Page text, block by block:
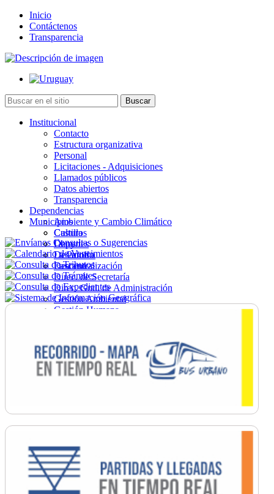
Inicio
Contáctenos
Transparencia
Institucional
Contacto
Estructura organizativa
Personal
Licitaciones - Adquisiciones
Llamados públicos
Datos abiertos
Transparencia
Dependencias
Ambiente y Cambio Climático
Cultura
Deportes
Desarrollo
Descentralización
Direc. de Secretaría
Direc. Gral. de Administración
Gestión Ambiental
Gestión Humana
Ordenamiento
Promoción Social
Salud
Secretaría General
Municipios
Castillos
Chuy
La Paloma
Lascano